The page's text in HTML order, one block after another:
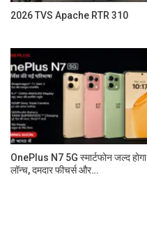
2026 TVS Apache RTR 310
OnePlus N7 5G स्मार्टफोन जल्द होगा
लॉन्च, दमदार फीचर्स और…